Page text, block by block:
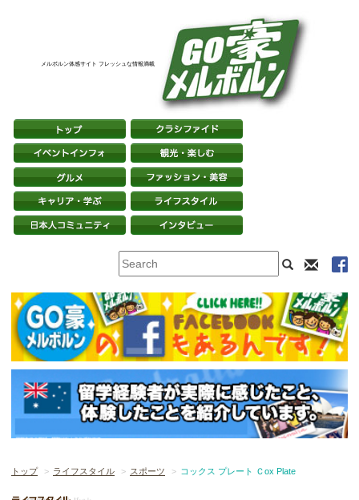
メルボルン体感サイト フレッシュな情報満載
トップ ライフスタイル スポーツ コックス プレート Ｃox Plate